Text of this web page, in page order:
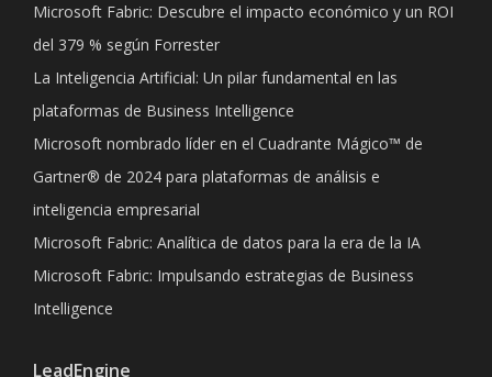
Microsoft Fabric: Descubre el impacto económico y un ROI
del 379 % según Forrester
La Inteligencia Artificial: Un pilar fundamental en las
plataformas de Business Intelligence
Microsoft nombrado líder en el Cuadrante Mágico™ de
Gartner® de 2024 para plataformas de análisis e
inteligencia empresarial
Microsoft Fabric: Analítica de datos para la era de la IA
Microsoft Fabric: Impulsando estrategias de Business
Intelligence
LeadEngine